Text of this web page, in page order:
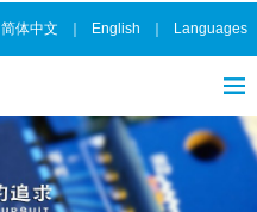
简体中文 English Languages